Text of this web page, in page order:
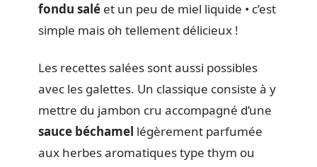
fondu salé et un peu de miel liquide • c’est
simple mais oh tellement délicieux !
Les recettes salées sont aussi possibles
avec les galettes. Un classique consiste à y
mettre du jambon cru accompagné d’une
sauce béchamel légèrement parfumée
aux herbes aromatiques type thym ou